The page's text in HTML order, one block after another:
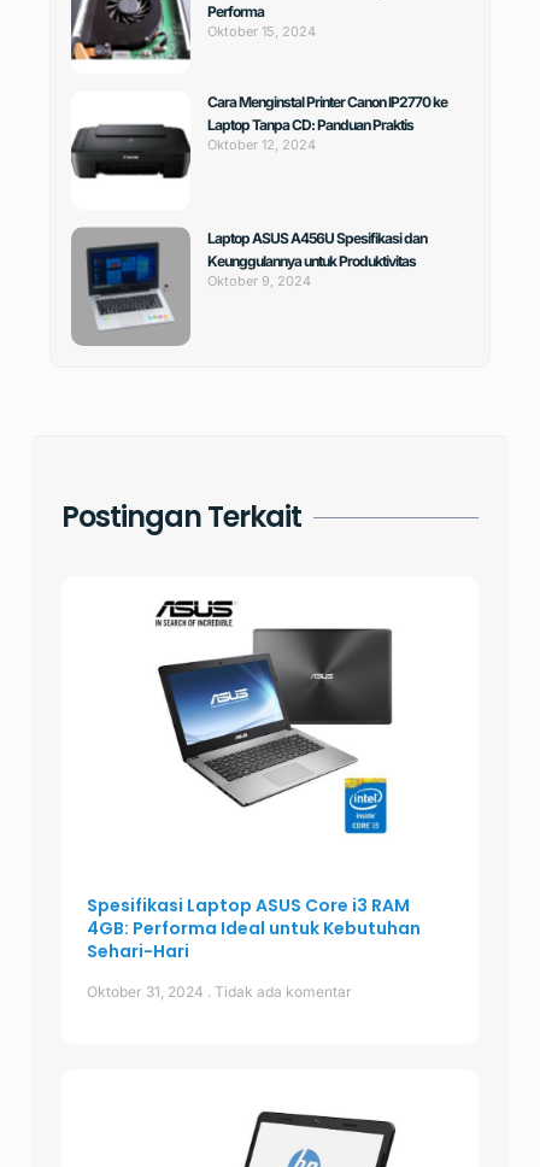
Performa
Oktober 15, 2024
Cara Menginstal Printer Canon IP2770 ke
Laptop Tanpa CD: Panduan Praktis
Oktober 12, 2024
Laptop ASUS A456U Spesifikasi dan
Keunggulannya untuk Produktivitas
Oktober 9, 2024
Postingan Terkait
Spesifikasi Laptop ASUS Core i3 RAM
4GB: Performa Ideal untuk Kebutuhan
Sehari-Hari
Oktober 31, 2024 Tidak ada komentar